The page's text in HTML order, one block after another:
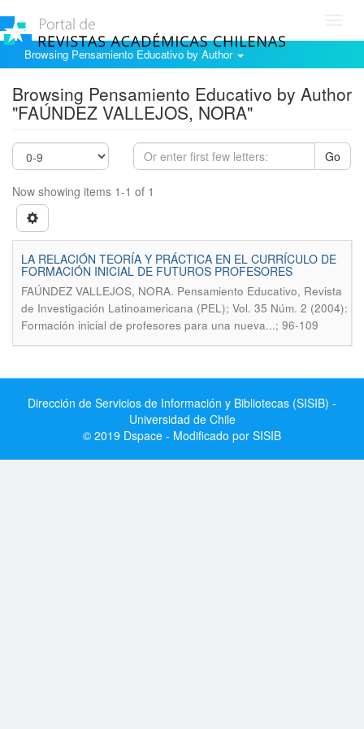
Browsing Pensamiento Educativo by Author
Browsing Pensamiento Educativo by Author
"FAÚNDEZ VALLEJOS, NORA"
Go
Now showing items 1-1 of 1
LA RELACIÓN TEORÍA Y PRÁCTICA EN EL CURRÍCULO DE
FORMACIÓN INICIAL DE FUTUROS PROFESORES
FAÚNDEZ VALLEJOS, NORA. Pensamiento Educativo, Revista
de Investigación Latinoamericana (PEL); Vol. 35 Núm. 2 (2004):
Formación inicial de profesores para una nueva...; 96-109
Dirección de Servicios de Información y Bibliotecas (SISIB) -
Universidad de Chile
© 2019 Dspace - Modificado por SISIB